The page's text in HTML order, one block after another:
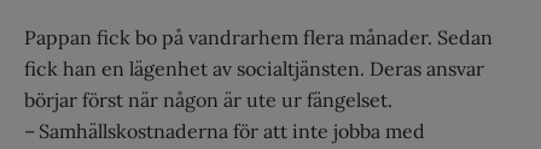
Pappan fick bo på vandrarhem flera månader. Sedan
fick han en lägenhet av socialtjänsten. Deras ansvar
börjar först när någon är ute ur fängelset.
– Samhällskostnaderna för att inte jobba med